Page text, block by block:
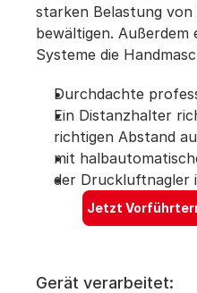
starken Belastung von
bewältigen.
Systeme die
Durchdachte
Ein Distanzhalter
richtigen Abstand
mit
der Druckluftnagler
Jetzt
Gerät verarbeitet: